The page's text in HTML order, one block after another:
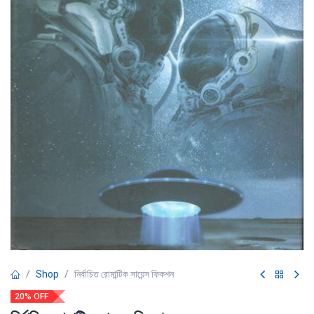
Shop নির্বাচিত রোমান্টিক সায়েন্স ফিকশন
20% OFF